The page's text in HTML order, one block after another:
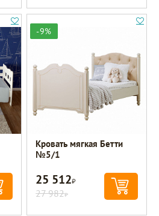
-9%
Кровать мягкая Бетти
№5/1
25 512Р
27 982Р